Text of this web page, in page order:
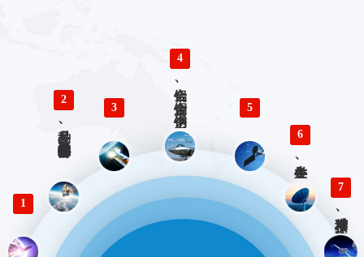
1
2
多品种、小批量精密仪器零部件加工
3
4
铝合金、铜合金、不锈钢、钛合金零件精密加工 5
6
各类生产、检验工装设计与制造
7
精准对接、快速响应 优势服务